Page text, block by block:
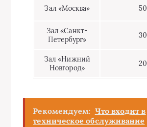
Зал «Москва» 50
Зал «Санкт-
Петербург»
30
Зал «Нижний
Новгород»
20
Рекомендуем: Что входит в
техническое обслуживание